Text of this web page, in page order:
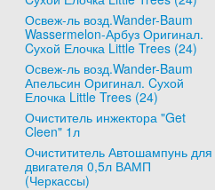
Освеж-ль возд.Wander-Baum
Wassermelon-Арбуз Оригинал.
Cухой Елочка Little Trees (24)
Освеж-ль возд.Wander-Baum
Апельсин Оригинал. Cухой
Елочка Little Trees (24)
Очиститель инжектора "Get
Cleen" 1л
Очистититель Автошампунь для
двигателя 0,5л ВАМП
(Черкассы)